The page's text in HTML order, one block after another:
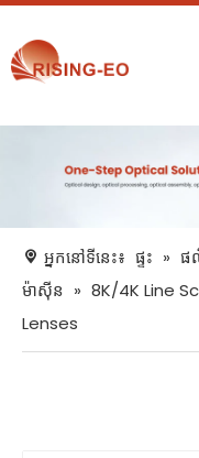
អ្នកនៅទីនេះ៖ ផ្ទះ » ផ
ម៉ាស៊ីន » 8K/4K Line
Lenses